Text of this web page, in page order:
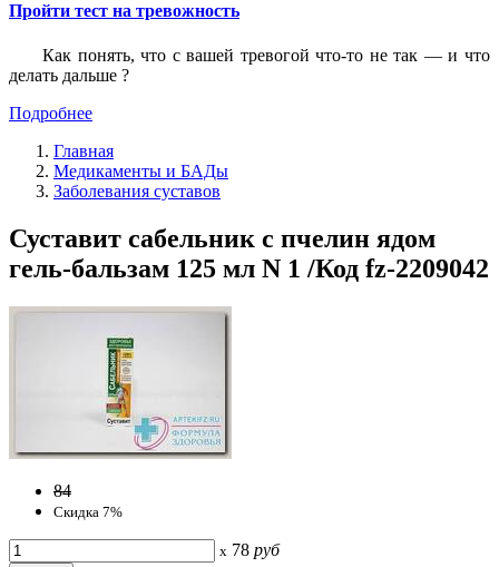
Пройти тест на тревожность
Как понять, что с вашей тревогой что-то не так — и что
делать дальше ?
Подробнее
Главная
Медикаменты и БАДы
Заболевания суставов
Суставит сабельник с пчелин ядом
гель-бальзам 125 мл N 1 /Код fz-2209042
84
Скидка 7%
x 78 руб